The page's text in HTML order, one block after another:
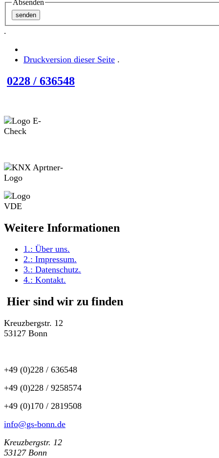
Absenden
.
Druckversion dieser Seite .
0228 / 636548
Weitere Informationen
1.: Über uns.
2.: Impressum.
3.: Datenschutz.
4.: Kontakt.
Hier sind wir zu finden
Kreuzbergstr. 12
53127 Bonn
+49 (0)228 / 636548
+49 (0)228 / 9258574
+49 (0)170 / 2819508
info@gs-bonn.de
Kreuzbergstr. 12
53127 Bonn